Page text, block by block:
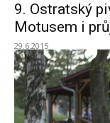
9. Ostratský
Motusem i
29.6.2015